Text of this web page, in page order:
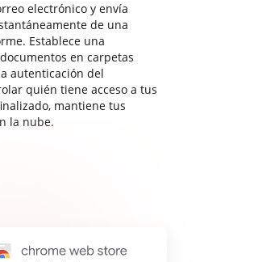
electrónico y envía
de una
Establece una
en carpetas
autenticación del
quién tiene acceso a tus
mantiene tus
la nube.